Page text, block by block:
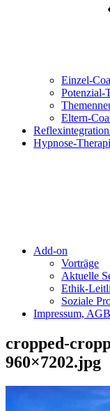
Einzel-
Potenzial-
Eltern-
Hypnose-
Add-on
Vorträge
Aktuelle
Ethik-
Soziale
Impressum,
cropped-
960×7202.jpg